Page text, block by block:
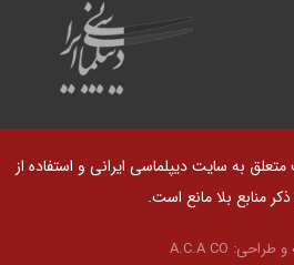
به سایت دیپلماسی ایرانی و استفاده از
منابع بلا مانع است.
و طراحی: A.C.A CO